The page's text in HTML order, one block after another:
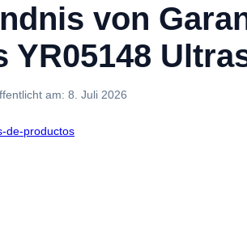
von
YR05148
am: 8. Juli 2026
de-productos